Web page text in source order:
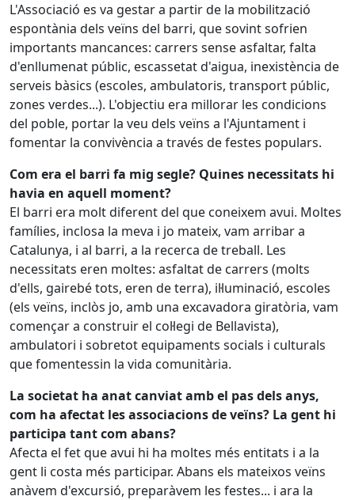
L'Associació es va gestar a partir de la mobilització
espontània dels veïns del barri, que sovint sofrien
importants mancances: carrers sense asfaltar, falta
d'enllumenat públic, escassetat d'aigua, inexistència de
serveis bàsics (escoles, ambulatoris, transport públic,
zones verdes...). L'objectiu era millorar les condicions
del poble, portar la veu dels veïns a l'Ajuntament i
fomentar la convivència a través de festes populars.
Com era el barri fa mig segle? Quines necessitats hi
havia en aquell moment?
El barri era molt diferent del que coneixem avui. Moltes
famílies, inclosa la meva i jo mateix, vam arribar a
Catalunya, i al barri, a la recerca de treball. Les
necessitats eren moltes: asfaltat de carrers (molts
d'ells, gairebé tots, eren de terra), il·luminació, escoles
(els veïns, inclòs jo, amb una excavadora giratòria, vam
començar a construir el col·legi de Bellavista),
ambulatori i sobretot equipaments socials i culturals
que fomentessin la vida comunitària.
La societat ha anat canviat amb el pas dels anys,
com ha afectat les associacions de veïns? La gent hi
participa tant com abans?
Afecta el fet que avui hi ha moltes més entitats i a la
gent li costa més participar. Abans els mateixos veïns
anàvem d'excursió, preparàvem les festes... i ara la